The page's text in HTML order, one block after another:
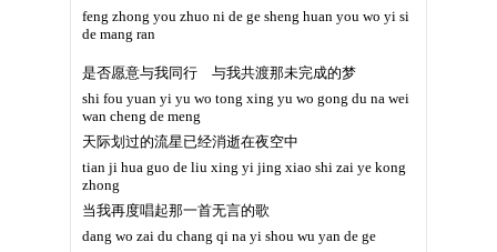
feng zhong you zhuo ni de ge sheng huan you wo yi si
de mang ran
是否愿意与我同行 与我共渡那未完成的梦
shi fou yuan yi yu wo tong xing yu wo gong du na wei
wan cheng de meng
天际划过的流星已经消逝在夜空中
tian ji hua guo de liu xing yi jing xiao shi zai ye kong
zhong
当我再度唱起那一首无言的歌
dang wo zai du chang qi na yi shou wu yan de ge